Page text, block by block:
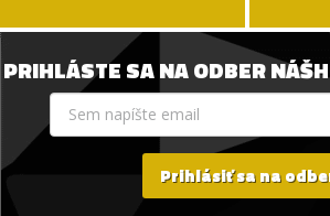
PRIHLÁSTE SA NA ODBER
Prihlásiť sa na